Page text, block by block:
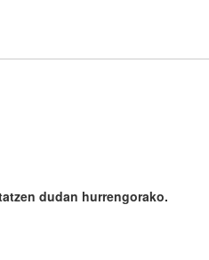
dudan hurrengorako.